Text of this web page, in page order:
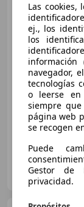
04/2026
RADIKAL WORLD
ES-30560
Las cookies,
ej., los
los
navegador,
tecnologías
o leerse
siempre
página web
se recogen
Puede
Gestor de
privacidad.